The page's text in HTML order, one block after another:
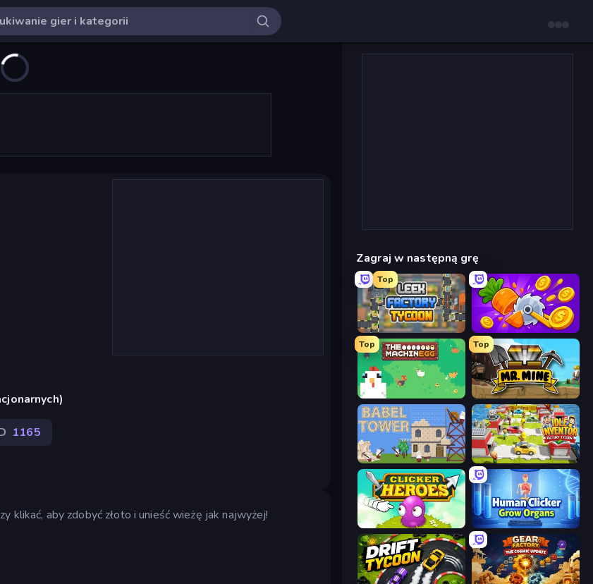
1165
aby zdobyć złoto i unieść wieżę jak najwyżej!
Zagraj w następną grę
Top
Leek Factory Tycoon Farm Ring Idle
Top
The MachinEGG
Top
Mr. Mine
Babel Tower Idle Inventor
Clicker Heroes Human Clicker: Grow Organs